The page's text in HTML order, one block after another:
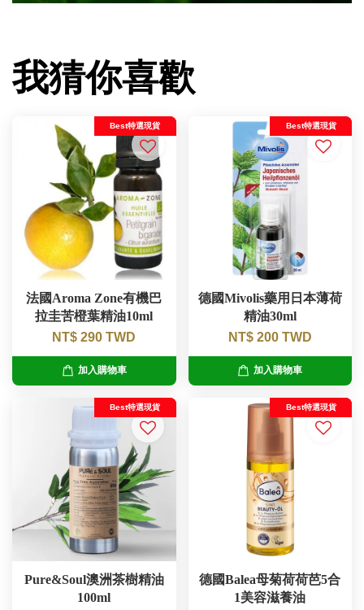
我猜你喜歡
Best特選現貨
法國Aroma Zone有機巴
拉圭苦橙葉精油10ml
NT$ 290 TWD
加入購物車
Best特選現貨
德國Mivolis藥用日本薄荷
精油30ml
NT$ 200 TWD
加入購物車
Best特選現貨
Pure&Soul澳洲茶樹精油
100ml
Best特選現貨
德國Balea母菊荷荷芭5合
1美容滋養油